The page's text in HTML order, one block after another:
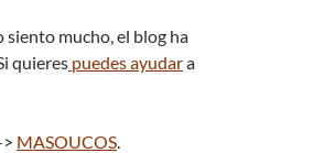
mucho, el blog ha
quieres puedes ayudara
MASOUCOS.